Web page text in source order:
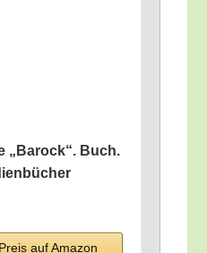
„Barock“. Buch.
auf Ama­zon